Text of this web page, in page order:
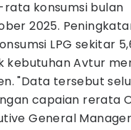
konsumsi bulan
2025.
LPG sekitar
kebutuhan Avtur
"Data tersebut
capaian rerata
General